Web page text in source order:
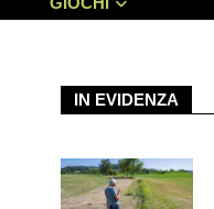
IN EVIDENZA